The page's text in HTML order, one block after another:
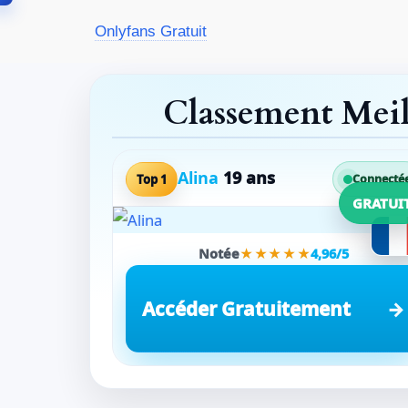
Onlyfans Gratuit
Classement
Top 1 Alina 19 ans
Notée★★★★★4,96/5
Accéder Gratuitement